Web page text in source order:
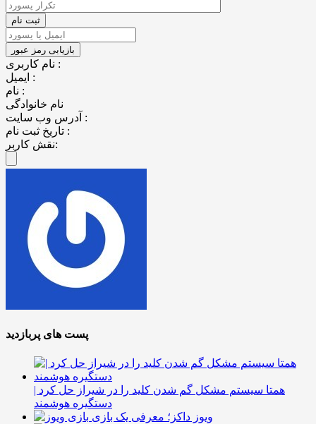
نام کاربری :
ایمیل :
نام :
نام خانوادگی
آدرس وب سایت :
تاریخ ثبت نام :
نقش کاربر:
پست های پربازدید
همتا سیستم مشکل گم شدن کلید را در شیراز حل کرد |
دستگیره هوشمند
ویوز داکز؛ معرفی یک بازی